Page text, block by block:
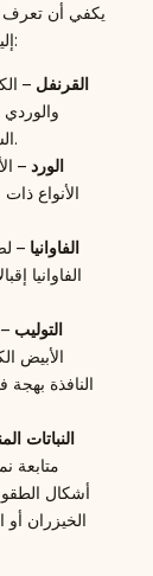
يكفي أن تعرف
إليك بعض الاقتراحات التي تجمع بين الجمال والدلالة:
القرنفل –
السفلية وتغيير الماء يومياً ليدوم أسبوعاً كاملاً.
الورد –
الأنواع
الفاوانيا –
الفاوانيا
التوليب
الأبيض
النافذة بهجة
النباتات
متابعة
أشكال
الخيزران أو